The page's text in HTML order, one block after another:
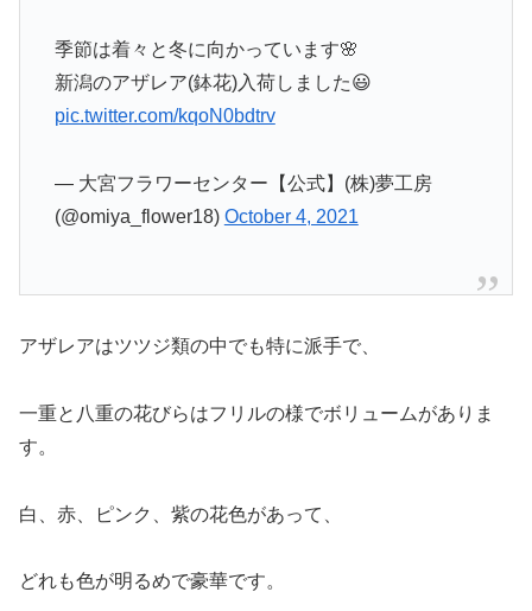
季節は着々と冬に向かっています🌸
新潟のアザレア(鉢花)入荷しました😃
pic.twitter.com/kqoN0bdtrv
— 大宮フラワーセンター【公式】(株)夢工房
(@omiya_flower18) October 4, 2021
アザレアはツツジ類の中でも特に派手で、
一重と八重の花びらはフリルの様でボリュームがありま
す。
白、赤、ピンク、紫の花色があって、
どれも色が明るめで豪華です。